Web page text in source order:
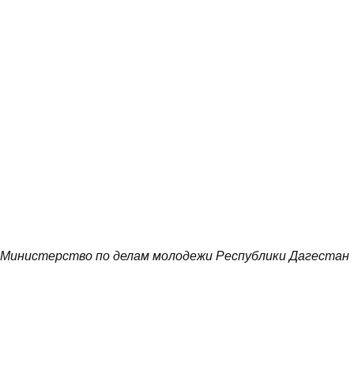
Министерство по делам молодежи Республики Дагестан